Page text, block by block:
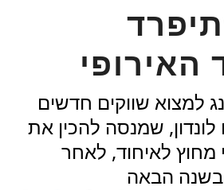
האירופי
למצוא שווקים חדשים
שמנסה להכין את
מחוץ לאיחוד, לאחר
בשנה הבאה